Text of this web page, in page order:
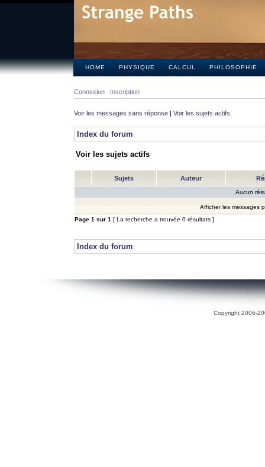
HOME PHYSIQUE CALCUL PHILOSOPHIE
Connexion Inscription
Voir les messages sans réponse | Voir les sujets actifs
Index du forum
Voir les sujets actifs
Sujets Auteur
Aucun
Afficher les messages
Page 1 sur 1 [ La recherche a trouvée 0 résultats ]
Index du forum
Copyright 2006-